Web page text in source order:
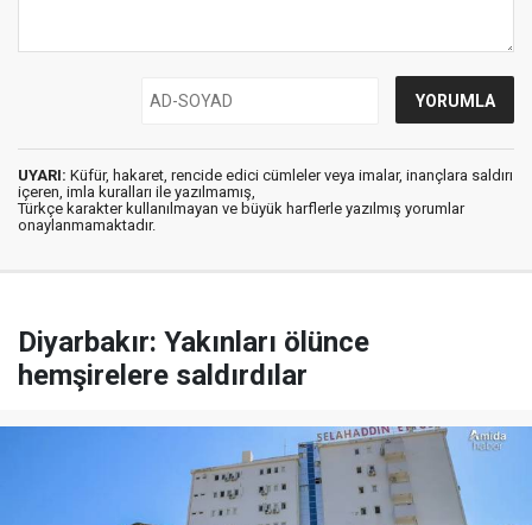
UYARI: Küfür, hakaret, rencide edici cümleler veya imalar, inançlara saldırı
içeren, imla kuralları ile yazılmamış,
Türkçe karakter kullanılmayan ve büyük harflerle yazılmış yorumlar
onaylanmamaktadır.
Diyarbakır: Yakınları ölünce
hemşirelere saldırdılar